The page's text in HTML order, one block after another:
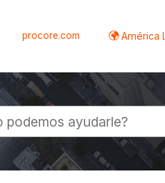
procore.com América